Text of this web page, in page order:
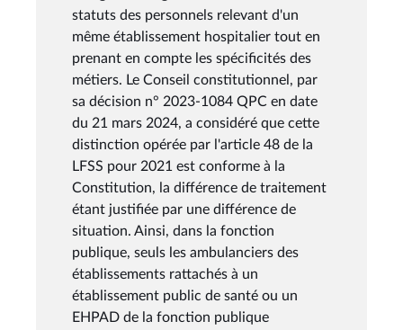
statuts des personnels relevant d'un
même établissement hospitalier tout en
prenant en compte les spécificités des
métiers. Le Conseil constitutionnel, par
sa décision n° 2023-1084 QPC en date
du 21 mars 2024, a considéré que cette
distinction opérée par l'article 48 de la
LFSS pour 2021 est conforme à la
Constitution, la différence de traitement
étant justifiée par une différence de
situation. Ainsi, dans la fonction
publique, seuls les ambulanciers des
établissements rattachés à un
établissement public de santé ou un
EHPAD de la fonction publique